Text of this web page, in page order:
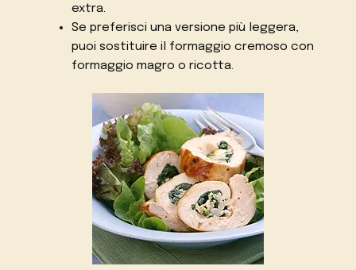
extra.
Se preferisci una versione più leggera,
puoi sostituire il formaggio cremoso con
formaggio magro o ricotta.